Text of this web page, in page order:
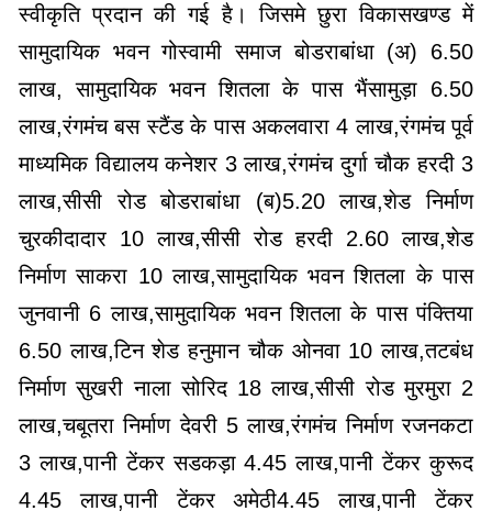
स्वीकृति प्रदान की गई है। जिसमे छुरा विकासखण्ड में
सामुदायिक भवन गोस्वामी समाज बोडराबांधा (अ) 6.50
लाख, सामुदायिक भवन शितला के पास भैंसामुड़ा 6.50
लाख,रंगमंच बस स्टैंड के पास अकलवारा 4 लाख,रंगमंच पूर्व
माध्यमिक विद्यालय कनेशर 3 लाख,रंगमंच दुर्गा चौक हरदी 3
लाख,सीसी रोड बोडराबांधा (ब)5.20 लाख,शेड निर्माण
चुरकीदादार 10 लाख,सीसी रोड हरदी 2.60 लाख,शेड
निर्माण साकरा 10 लाख,सामुदायिक भवन शितला के पास
जुनवानी 6 लाख,सामुदायिक भवन शितला के पास पंक्तिया
6.50 लाख,टिन शेड हनुमान चौक ओनवा 10 लाख,तटबंध
निर्माण सुखरी नाला सोरिद 18 लाख,सीसी रोड मुरमुरा 2
लाख,चबूतरा निर्माण देवरी 5 लाख,रंगमंच निर्माण रजनकटा
3 लाख,पानी टेंकर सडकड़ा 4.45 लाख,पानी टेंकर कुरूद
4.45 लाख,पानी टेंकर अमेठी4.45 लाख,पानी टेंकर